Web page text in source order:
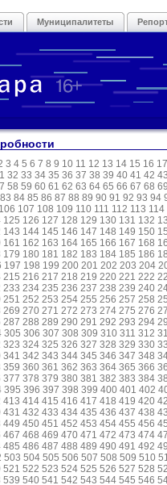
Муниципалитеты
3 4 5 6 7 8 9 10 11 12 13 14 15 16 17
32 33 34 35 36 37 38 39 40 41 42
58 59 60 61 62 63 64 65 66 67 68
83 84 85 86 87 88 89 90 91 92 93 94
106 107 108 109 110 111 112 113 114
125 126 127 128 129 130 131 132
143 144 145 146 147 148 149 150
161 162 163 164 165 166 167 168
179 180 181 182 183 184 185 186
197 198 199 200 201 202 203 204
215 216 217 218 219 220 221 222
233 234 235 236 237 238 239 240
251 252 253 254 255 256 257 258
269 270 271 272 273 274 275 276
287 288 289 290 291 292 293 294
305 306 307 308 309 310 311 312
323 324 325 326 327 328 329 330
341 342 343 344 345 346 347 348
359 360 361 362 363 364 365 366
377 378 379 380 381 382 383 384
395 396 397 398 399 400 401 402
413 414 415 416 417 418 419 420
431 432 433 434 435 436 437 438
449 450 451 452 453 454 455 456
467 468 469 470 471 472 473 474
485 486 487 488 489 490 491 492
503 504 505 506 507 508 509 510
521 522 523 524 525 526 527 528
539 540 541 542 543 544 545 546